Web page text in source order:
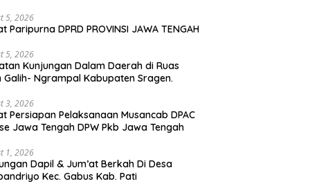
lagu Untuk si buah hati yang
Musa & Princes.
5, 2026
Paripurna DPRD PROVINSI JAWA TENGAH
5, 2026
Kunjungan Dalam Daerah di Ruas
Galih- Ngrampal Kabupaten Sragen.
3, 2026
Persiapan Pelaksanaan Musancab DPAC
Jawa Tengah DPW Pkb Jawa Tengah
1, 2026
Dapil & Jum’at Berkah Di Desa
Kec. Gabus Kab. Pati